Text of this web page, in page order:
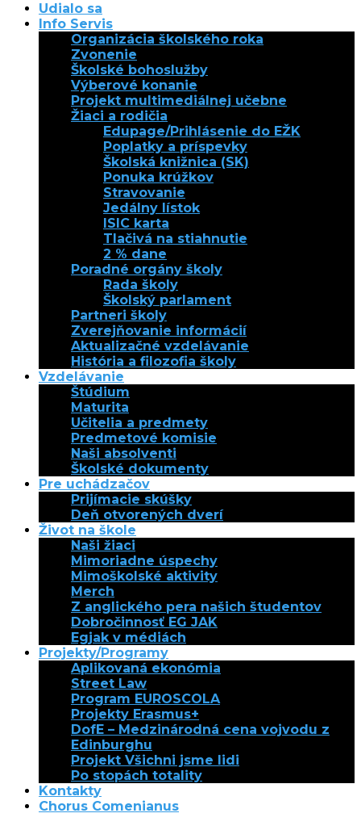
Udialo sa
Info Servis
Organizácia školského roka
Zvonenie
Školské bohoslužby
Výberové konanie
Projekt multimediálnej učebne
Žiaci a rodičia
Edupage/Prihlásenie do EŽK
Poplatky a príspevky
Školská knižnica (SK)
Ponuka krúžkov
Stravovanie
Jedálny lístok
ISIC karta
Tlačivá na stiahnutie
2 % dane
Poradné orgány školy
Rada školy
Školský parlament
Partneri školy
Zverejňovanie informácií
Aktualizačné vzdelávanie
História a filozofia školy
Vzdelávanie
Štúdium
Maturita
Učitelia a predmety
Predmetové komisie
Naši absolventi
Školské dokumenty
Pre uchádzačov
Prijímacie skúšky
Deň otvorených dverí
Život na škole
Naši žiaci
Mimoriadne úspechy
Mimoškolské aktivity
Merch
Z anglického pera našich študentov
Dobročinnosť EG JAK
Egjak v médiách
Projekty/Programy
Aplikovaná ekonómia
Street Law
Program EUROSCOLA
Projekty Erasmus+
DofE – Medzinárodná cena vojvodu z
Edinburghu
Projekt Všichni jsme lidi
Po stopách totality
Kontakty
Chorus Comenianus